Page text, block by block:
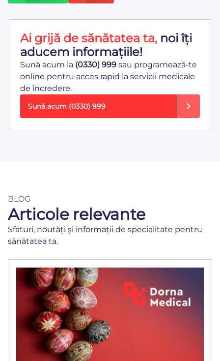
Ai grijă de sănătatea ta, noi îți
aducem informațiile!
Sună acum la (0330) 999 sau programează-te
online pentru acces rapid la servicii medicale
de încredere.
Sună acum (0330) 999
BLOG
Articole relevante
Sfaturi, noutăți și informații de specialitate pentru
sănătatea ta.